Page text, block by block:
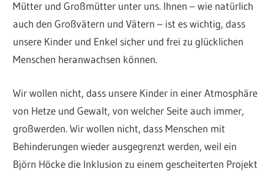
Mütter und Großmütter unter uns. Ihnen – wie natürlich
auch den Großvätern und Vätern – ist es wichtig, dass
unsere Kinder und Enkel sicher und frei zu glücklichen
Menschen heranwachsen können.
Wir wollen nicht, dass unsere Kinder in einer Atmosphäre
von Hetze und Gewalt, von welcher Seite auch immer,
großwerden. Wir wollen nicht, dass Menschen mit
Behinderungen wieder ausgegrenzt werden, weil ein
Björn Höcke die Inklusion zu einem gescheiterten Projekt